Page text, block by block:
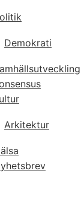
Demokrati
Arkitektur